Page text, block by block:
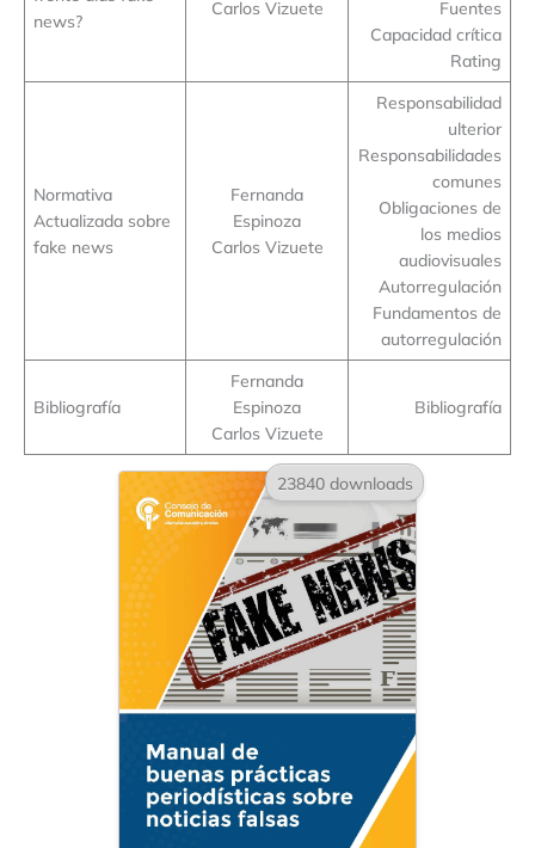
news?
Carlos Vizuete
Fuentes
Capacidad crítica
Rating
Normativa
Actualizada sobre
fake news
Fernanda
Espinoza
Carlos Vizuete
Responsabilidad
ulterior
Responsabilidades
comunes
Obligaciones de
los medios
audiovisuales
Autorregulación
Fundamentos de
autorregulación
Bibliografía
Fernanda
Espinoza
Carlos Vizuete
Bibliografía
23840 downloads